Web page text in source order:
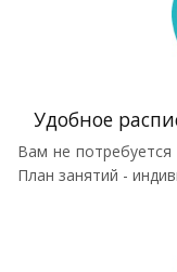
Удобное
Вам не потребуется
План занятий -